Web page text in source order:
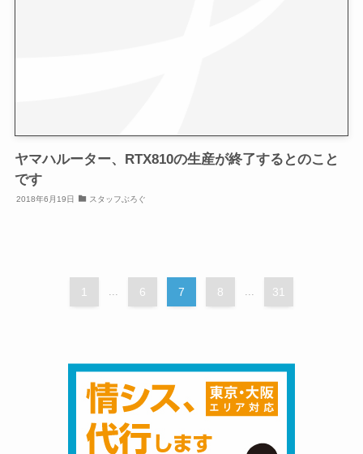
ヤマハルーター、RTX810の生産が終了するとのこと
です
2018年6月19日 スタッフぶろぐ
1 6 7 8 31